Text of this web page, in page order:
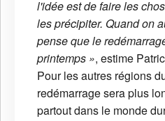
l'idée est de faire les
les précipiter. Quand on
pense que le
printemps », estime
Pour les autres régions
redémarrage sera plus
partout dans le monde